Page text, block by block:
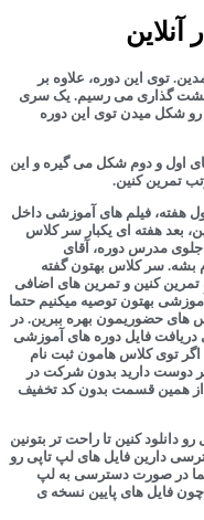
توی این دوره، علاوه بر
گذاری می رسیم. یک سری
شکل میدن توی این دوره
اول و دوم شکل می گیره و این
تمرین کنین.
فیلم های آموزشی داخل
بعد هفته ای یکبار سر کلاس
مدرس دوره، آقای
بشه. سر کلاس بهتون گفته
کنین و تمرین های اضافی
بهتون توصیه میکنیم حتما
های حضوریمون بهره ببرین. در
دریافت فایل دوره های آموزشی
اگر توی کلاس هامون ثبت نام
اما اگر دوست دارید بدون شرکت در
همین قسمت بدون کد تخفیف
دانلود کنین تا راحت تر بتونین
دارین فایل های لپ تاپی رو
حتما در صورت دسترسی به لپ
چون فایل های پایین نسخه ی